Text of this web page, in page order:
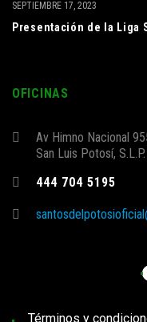
Presentación de la Liga
SEPTIEMBRE 17, 2023
OFICINAS
Av Himno Nacional
San Luis Potosí, S.L.P.
444 704 5195
Términos y